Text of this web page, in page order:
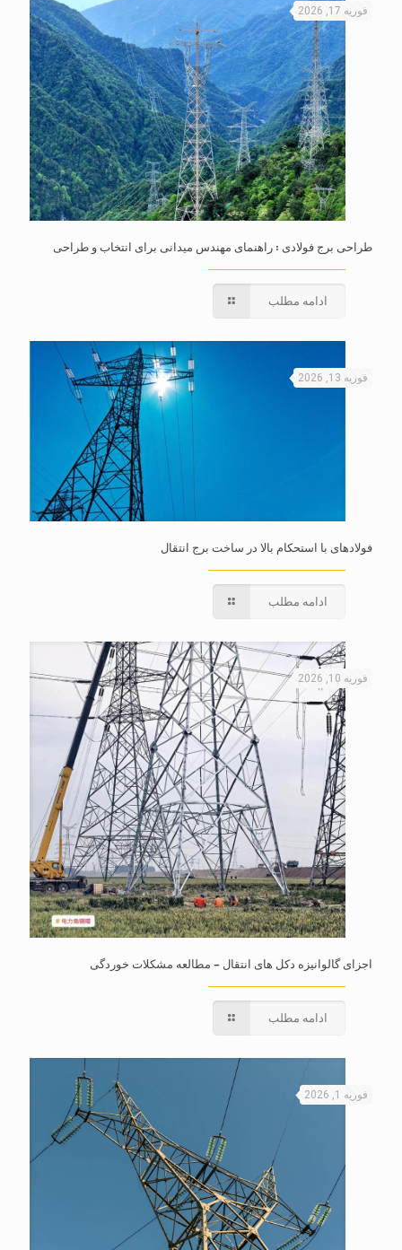
فوریه 17, 2026
طراحی برج فولادی : راهنمای مهندس میدانی برای انتخاب و طراحی
ادامه مطلب
فوریه 13, 2026
فولادهای با استحکام بالا در ساخت برج انتقال
ادامه مطلب
فوریه 10, 2026
اجزای گالوانیزه دکل های انتقال – مطالعه مشکلات خوردگی
ادامه مطلب
فوریه 1, 2026